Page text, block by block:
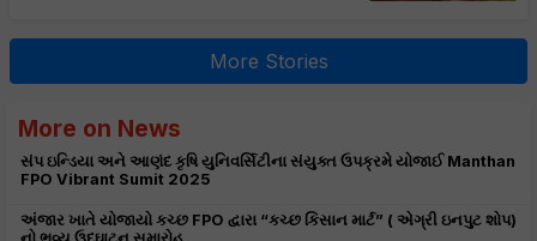
More Stories
More on News
સંપ ઇન્ડિયા અને આણંદ કૃષિ યુનિવર્સિટીના સંયુક્ત ઉપક્રમે યોજાઈ Manthan
FPO Vibrant Sumit 2025
અંજાર ખાતે યોજાયો કચ્છ FPO દ્વારા “કચ્છ કિસાન માર્ટ” ( એગ્રી ઇનપુટ શોપ)